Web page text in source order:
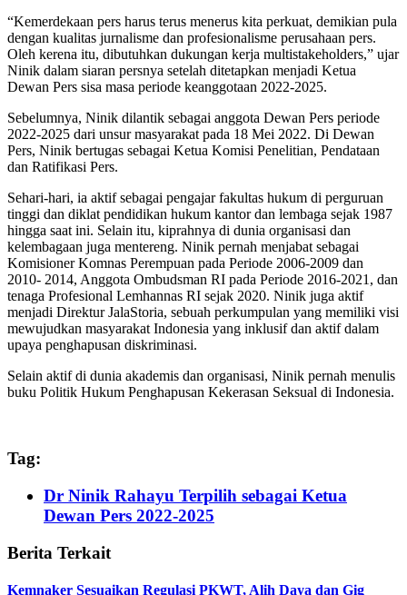
“Kemerdekaan pers harus terus menerus kita perkuat, demikian pula
dengan kualitas jurnalisme dan profesionalisme perusahaan pers.
Oleh kerena itu, dibutuhkan dukungan kerja multistakeholders,” ujar
Ninik dalam siaran persnya setelah ditetapkan menjadi Ketua
Dewan Pers sisa masa periode keanggotaan 2022-2025.
Sebelumnya, Ninik dilantik sebagai anggota Dewan Pers periode
2022-2025 dari unsur masyarakat pada 18 Mei 2022. Di Dewan
Pers, Ninik bertugas sebagai Ketua Komisi Penelitian, Pendataan
dan Ratifikasi Pers.
Sehari-hari, ia aktif sebagai pengajar fakultas hukum di perguruan
tinggi dan diklat pendidikan hukum kantor dan lembaga sejak 1987
hingga saat ini. Selain itu, kiprahnya di dunia organisasi dan
kelembagaan juga mentereng. Ninik pernah menjabat sebagai
Komisioner Komnas Perempuan pada Periode 2006-2009 dan
2010- 2014, Anggota Ombudsman RI pada Periode 2016-2021, dan
tenaga Profesional Lemhannas RI sejak 2020. Ninik juga aktif
menjadi Direktur JalaStoria, sebuah perkumpulan yang memiliki visi
mewujudkan masyarakat Indonesia yang inklusif dan aktif dalam
upaya penghapusan diskriminasi.
Selain aktif di dunia akademis dan organisasi, Ninik pernah menulis
buku Politik Hukum Penghapusan Kekerasan Seksual di Indonesia.
Tag:
Dr Ninik Rahayu Terpilih sebagai Ketua
Dewan Pers 2022-2025
Berita Terkait
Kemnaker Sesuaikan Regulasi PKWT, Alih Daya dan Gig